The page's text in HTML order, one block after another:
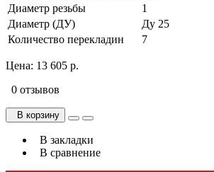
Диаметр резьбы
1
Диаметр (ДУ)
Ду 25
Количество перекладин
7
Цена: 13 605 р.
0 отзывов
В корзину
В закладки
В сравнение